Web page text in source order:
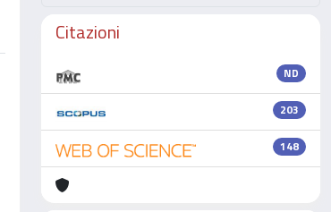
Citazioni
ND
203
148